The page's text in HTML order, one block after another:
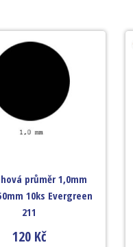
průměr 1,0mm
10ks Evergreen
211
120 Kč